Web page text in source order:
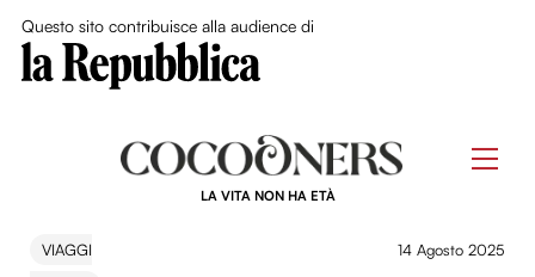
Questo sito contribuisce alla audience di
LA VITA NON HA ETÀ
VIAGGI
14 Agosto 2025